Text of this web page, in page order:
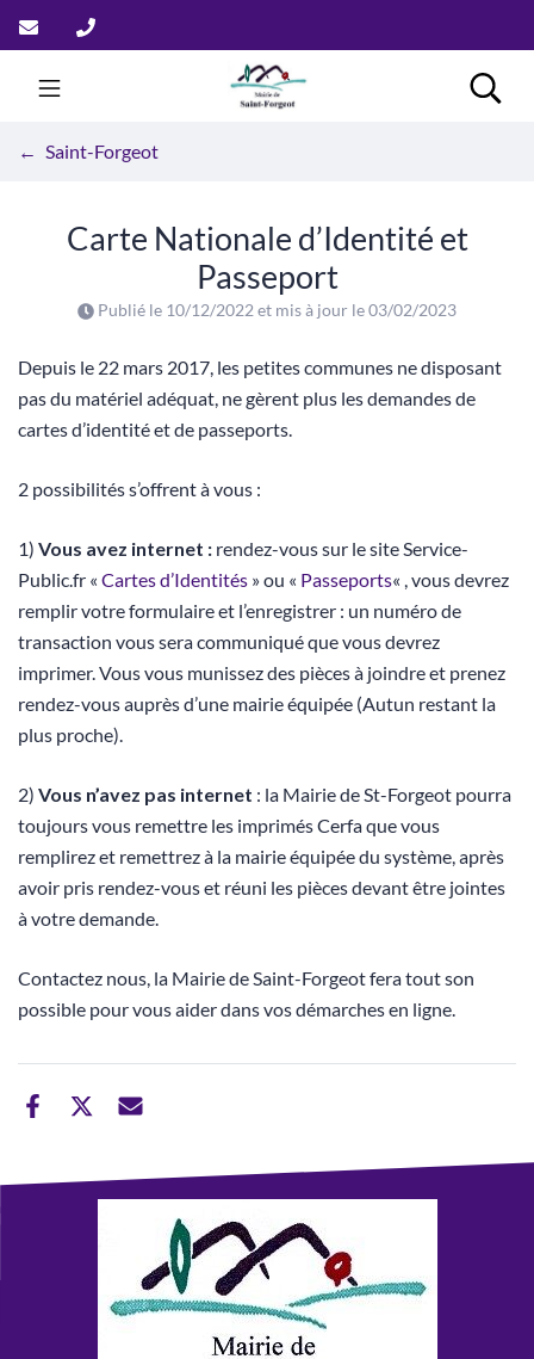
au
contenu
Saint-Forgeot
Saint-Forgeot
Carte Nationale d’Identité et
Passeport
Publié le 10/12/2022 et mis à jour le03/02/2023
Depuis le 22 mars 2017, les petites communes ne disposant
pas du matériel adéquat, ne gèrent plus les demandes de
cartes d’identité et de passeports.
2 possibilités s’offrent à vous :
1) Vous avez internet : rendez-vous sur le site Service-
Public.fr « Cartes d’Identités » ou « Passeports« , vous devrez
remplir votre formulaire et l’enregistrer : un numéro de
transaction vous sera communiqué que vous devrez
imprimer. Vous vous munissez des pièces à joindre et prenez
rendez-vous auprès d’une mairie équipée (Autun restant la
plus proche).
2) Vous n’avez pas internet : la Mairie de St-Forgeot pourra
toujours vous remettre les imprimés Cerfa que vous
remplirez et remettrez à la mairie équipée du système, après
avoir pris rendez-vous et réuni les pièces devant être jointes
à votre demande.
Contactez nous, la Mairie de Saint-Forgeot fera tout son
possible pour vous aider dans vos démarches en ligne.